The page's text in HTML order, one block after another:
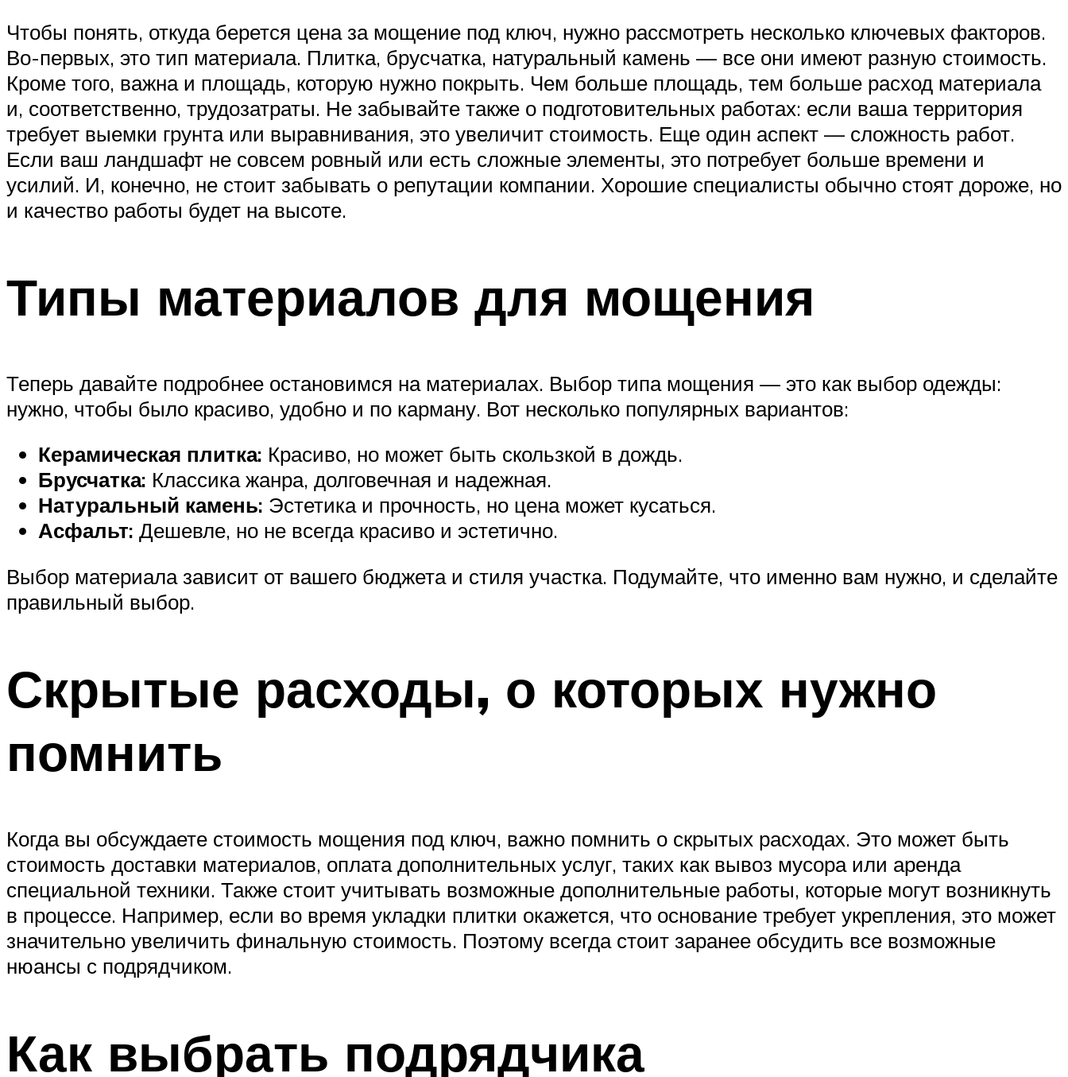
Чтобы понять, откуда берется цена за мощение под ключ, нужно рассмотреть несколько ключевых факторов.
Во-первых, это тип материала. Плитка, брусчатка, натуральный камень — все они имеют разную стоимость.
Кроме того, важна и площадь, которую нужно покрыть. Чем больше площадь, тем больше расход материала
и, соответственно, трудозатраты. Не забывайте также о подготовительных работах: если ваша территория
требует выемки грунта или выравнивания, это увеличит стоимость. Еще один аспект — сложность работ.
Если ваш ландшафт не совсем ровный или есть сложные элементы, это потребует больше времени и
усилий. И, конечно, не стоит забывать о репутации компании. Хорошие специалисты обычно стоят дороже, но
и качество работы будет на высоте.
Типы материалов для мощения
Теперь давайте подробнее остановимся на материалах. Выбор типа мощения — это как выбор одежды:
нужно, чтобы было красиво, удобно и по карману. Вот несколько популярных вариантов:
Керамическая плитка: Красиво, но может быть скользкой в дождь.
Брусчатка: Классика жанра, долговечная и надежная.
Натуральный камень: Эстетика и прочность, но цена может кусаться.
Асфальт: Дешевле, но не всегда красиво и эстетично.
Выбор материала зависит от вашего бюджета и стиля участка. Подумайте, что именно вам нужно, и сделайте
правильный выбор.
Скрытые расходы, о которых нужно
помнить
Когда вы обсуждаете стоимость мощения под ключ, важно помнить о скрытых расходах. Это может быть
стоимость доставки материалов, оплата дополнительных услуг, таких как вывоз мусора или аренда
специальной техники. Также стоит учитывать возможные дополнительные работы, которые могут возникнуть
в процессе. Например, если во время укладки плитки окажется, что основание требует укрепления, это может
значительно увеличить финальную стоимость. Поэтому всегда стоит заранее обсудить все возможные
нюансы с подрядчиком.
Как выбрать подрядчика